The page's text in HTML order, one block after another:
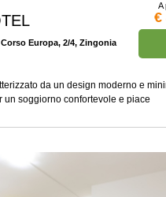
A
€
Europa, 2/4, Zingonia
da un design moderno e
un soggiorno confortevole e piace